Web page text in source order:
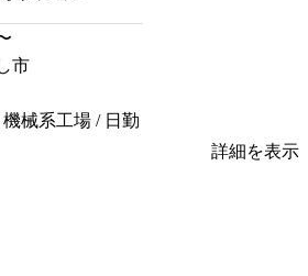
市
械系工場 / 日勤
詳細を表示